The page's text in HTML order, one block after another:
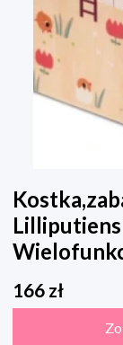
166 zł